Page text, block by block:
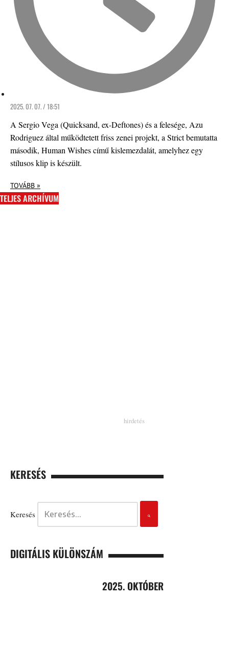
2025. 07. 07. / 18:51
A Sergio Vega (Quicksand, ex-Deftones) és a felesége, Azu
Rodriguez által működtetett friss zenei projekt, a Strict bemutatta
második, Human Wishes című kislemezdalát, amelyhez egy
stílusos klip is készült.
TOVÁBB »
TELJES ARCHÍVUM
KERESÉS
Keresés
DIGITÁLIS KÜLÖNSZÁM
2025. OKTÓBER